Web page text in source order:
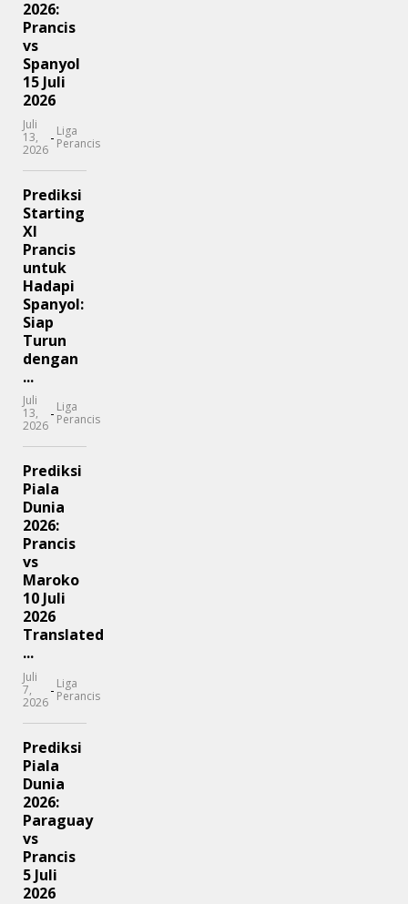
2026:
Prancis
vs
Spanyol
15 Juli
2026
Juli
13,
2026
- Liga
Perancis
Prediksi
Starting
XI
Prancis
untuk
Hadapi
Spanyol:
Siap
Turun
dengan
...
Juli
13,
2026
- Liga
Perancis
Prediksi
Piala
Dunia
2026:
Prancis
vs
Maroko
10 Juli
2026
Translated
...
Juli
7,
2026
- Liga
Perancis
Prediksi
Piala
Dunia
2026:
Paraguay
vs
Prancis
5 Juli
2026